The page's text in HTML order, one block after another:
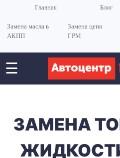
Главная Блог
Замена масла в
АКПП
Замена цепи
ГРМ
☰
ЗАМЕНА
ЖИДКОСТИ